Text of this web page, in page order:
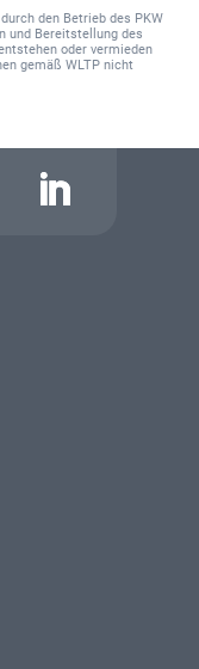
den Betrieb des PKW
und Bereitstellung des
oder vermieden
gemäß WLTP nicht